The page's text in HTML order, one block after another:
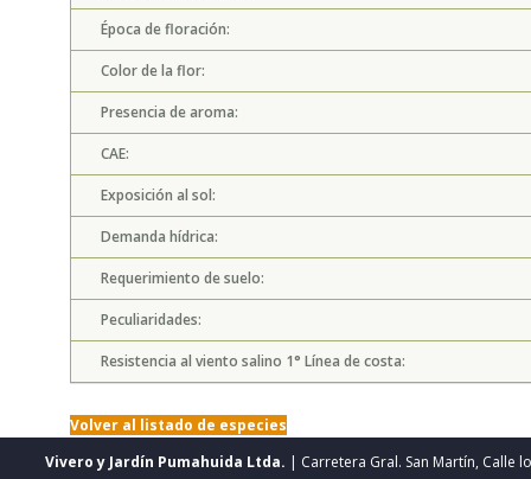
Época de floración:
Color de la flor:
Presencia de aroma:
CAE:
Exposición al sol:
Demanda hídrica:
Requerimiento de suelo:
Peculiaridades:
Resistencia al viento salino 1° Línea de costa:
Volver al listado de especies
Vivero y Jardín Pumahuida Ltda. | Carretera Gral. San Martín, Calle